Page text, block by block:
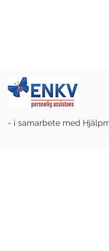
- i samarbete med